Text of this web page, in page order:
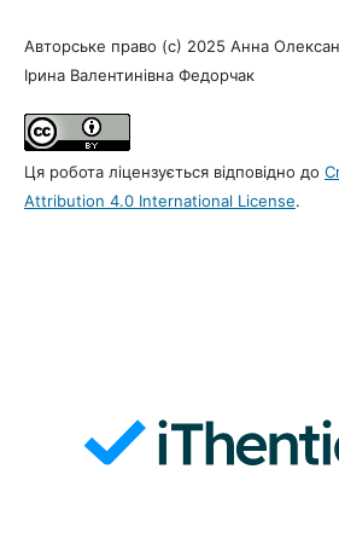
Авторське право (c) 2025 Анна
Ірина Валентинівна Федорчак
Ця робота ліцензується відповідно до
Attribution 4.0 International License.